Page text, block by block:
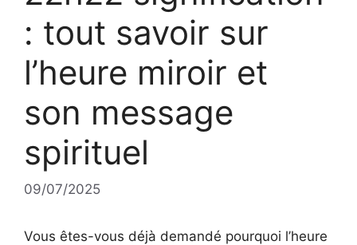
: tout savoir sur
l’heure miroir et
son message
spirituel
09/07/2025
Vous êtes-vous déjà demandé pourquoi l’heure